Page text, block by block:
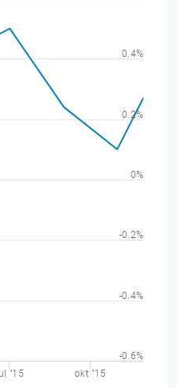
"15 okt "15
-0.4%
-0.2%
0%
0.2%
0.4%
-0.6%